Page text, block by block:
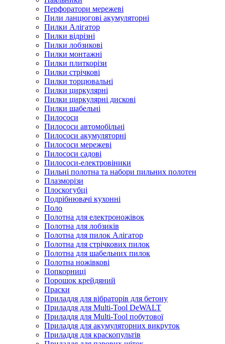
Перфоратори мережеві
Пили ланцюгові акумуляторні
Пилки Алігатор
Пилки відрізні
Пилки лобзикові
Пилки монтажні
Пилки плиткорізи
Пилки стрічкові
Пилки торцювальні
Пилки циркулярні
Пилки циркулярні дискові
Пилки шабельні
Пилососи
Пилососи автомобільні
Пилососи акумуляторні
Пилососи мережеві
Пилососи садові
Пилососи-електровіники
Пильні полотна та набори пильних полотен
Плазморізи
Плоскогубці
Подрібнювачі кухонні
Поло
Полотна для електроножівок
Полотна для лобзиків
Полотна для пилок Алігатор
Полотна для стрічкових пилок
Полотна для шабельних пилок
Полотна ножівкові
Попкорниці
Порошок крейдяний
Праски
Приладдя для вібраторів для бетону
Приладдя для Multi-Tool DeWALT
Приладдя для Multi-Tool побутової
Приладдя для акумуляторних викруток
Приладдя для краскопультів